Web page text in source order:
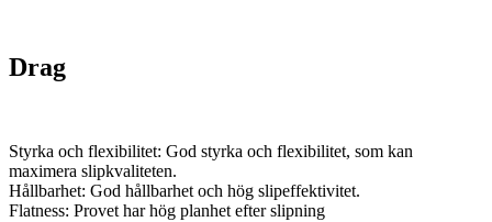
Drag
Styrka och flexibilitet: God styrka och flexibilitet, som kan
maximera slipkvaliteten.
Hållbarhet: God hållbarhet och hög slipeffektivitet.
Flatness: Provet har hög planhet efter slipning